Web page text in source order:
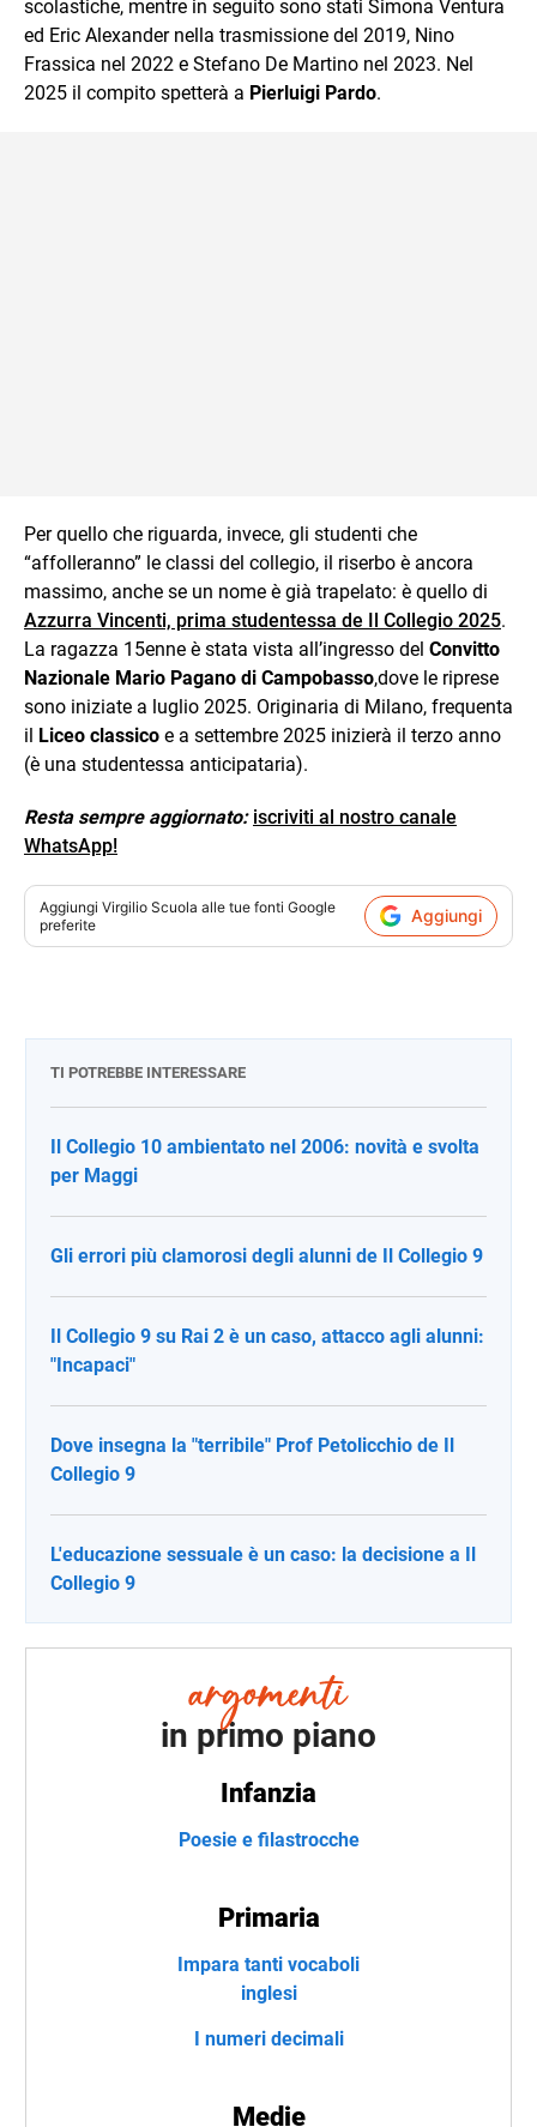
scolastiche, mentre in seguito sono stati Simona Ventura
ed Eric Alexander nella trasmissione del 2019, Nino
Frassica nel 2022 e Stefano De Martino nel 2023. Nel
2025 il compito spetterà a Pierluigi Pardo.
Per quello che riguarda, invece, gli studenti che
“affolleranno” le classi del collegio, il riserbo è ancora
massimo, anche se un nome è già trapelato: è quello di
Azzurra Vincenti, prima studentessa de Il Collegio 2025.
La ragazza 15enne è stata vista all’ingresso del Convitto
Nazionale Mario Pagano di Campobasso,dove le riprese
sono iniziate a luglio 2025. Originaria di Milano, frequenta
il Liceo classico e a settembre 2025 inizierà il terzo anno
(è una studentessa anticipataria).
Resta sempre aggiornato: iscriviti al nostro canale
WhatsApp!
Aggiungi Virgilio Scuola alle tue fonti Google
preferite
Aggiungi
TI POTREBBE INTERESSARE
Il Collegio 10 ambientato nel 2006: novità e svolta
per Maggi
Gli errori più clamorosi degli alunni de Il Collegio 9
Il Collegio 9 su Rai 2 è un caso, attacco agli alunni:
"Incapaci"
Dove insegna la "terribile" Prof Petolicchio de Il
Collegio 9
L'educazione sessuale è un caso: la decisione a Il
Collegio 9
in primo piano
Infanzia
Poesie e filastrocche
Primaria
Impara tanti vocaboli
inglesi
I numeri decimali
Medie